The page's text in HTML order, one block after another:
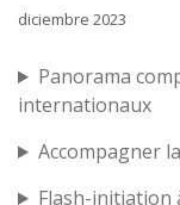
diciembre 2023
Panorama
internationaux
Accompagner
Flash-initiation